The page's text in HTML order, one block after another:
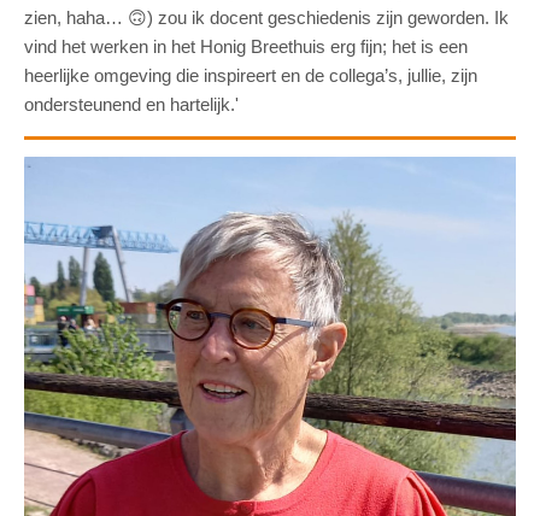
zien, haha… 🙃) zou ik docent geschiedenis zijn geworden. Ik
vind het werken in het Honig Breethuis erg fijn; het is een
heerlijke omgeving die inspireert en de collega’s, jullie, zijn
ondersteunend en hartelijk.'